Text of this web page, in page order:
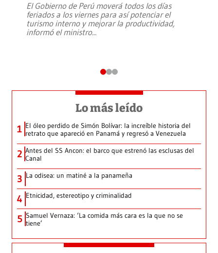
El Gobierno de Perú moverá todos los días
feriados a los viernes para así potenciar el
turismo interno y mejorar la productividad,
informó el ministro...
Lo más leído
1 El óleo perdido de Simón Bolívar: la increíble historia del
retrato que apareció en Panamá y regresó a Venezuela
2 Antes del SS Ancon: el barco que estrenó las esclusas del
Canal
3 La odisea: un matiné a la panameña
4 Etnicidad, estereotipo y criminalidad
5 Samuel Vernaza: ‘La comida más cara es la que no se
tiene’